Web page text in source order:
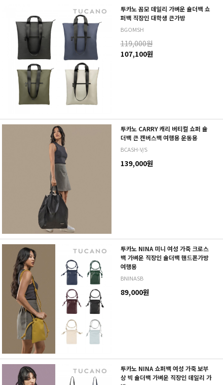
투카노 꼼모 데일리 가벼운 숄더백 쇼
퍼백 직장인 대학생 큰가방
BGOMSH
119,000원
107,100원
투카노 CARRY 캐리 버티컬 쇼퍼 숄
더백 큰 캔버스백 여행용 운동용
BCASH-V/S
139,000원
투카노 NINA 미니 여성 가죽 크로스
백 가벼운 직장인 숄더백 핸드폰가방
여행용
BNINASB
89,000원
투카노 NINA 쇼퍼백 여성 가죽 보부
상 빅 숄더백 가벼운 직장인 데일리 가